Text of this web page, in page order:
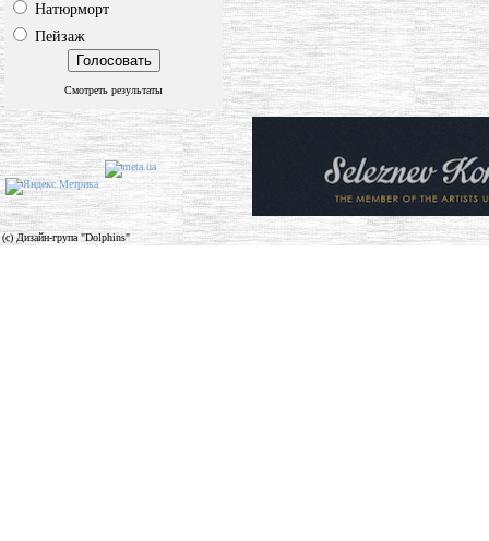
Натюрморт
Пейзаж
Смотреть результаты
(c) Дизайн-група "Dolphins"